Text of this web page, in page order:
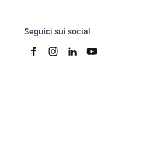
Seguici sui social